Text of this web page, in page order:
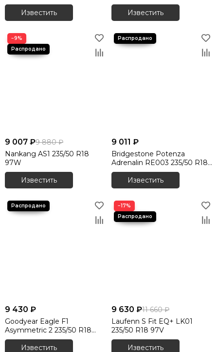
Известить
Известить
−9%
9 007 ₽9 880 ₽
Nankang AS1 235/50 R18
97W
Известить
9 011 ₽
Bridgestone Potenza
Adrenalin RE003 235/50 R18
101W XL
Известить
9 430 ₽
Goodyear Eagle F1
Asymmetric 2 235/50 R18
97V
Известить
−17%
9 630 ₽11 660 ₽
Laufenn S Fit EQ+ LK01
235/50 R18 97V
Известить